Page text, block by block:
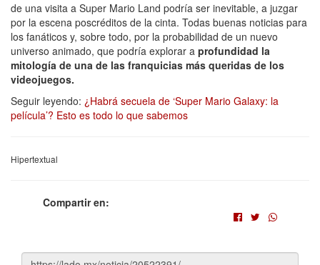
de una visita a Super Mario Land podría ser inevitable, a juzgar
por la escena poscréditos de la cinta. Todas buenas noticias para
los fanáticos y, sobre todo, por la probabilidad de un nuevo
universo animado, que podría explorar a profundidad la
mitología de una de las franquicias más queridas de los
videojuegos.
Seguir leyendo: ¿Habrá secuela de ‘Super Mario Galaxy: la
película’? Esto es todo lo que sabemos
Hipertextual
Compartir en: